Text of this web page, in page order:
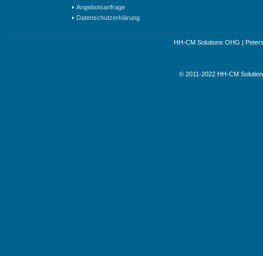
Angebotsanfrage
Datenschutzerklärung
HH-CM Solutions OHG |
© 2011-2022 HH-CM